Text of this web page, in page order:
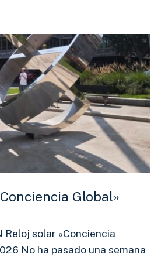
Global»
Reloj solar «Conciencia
No ha pasado una semana